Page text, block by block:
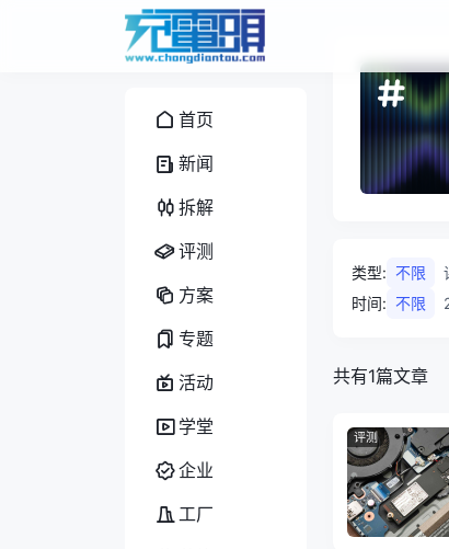
首页
新闻
拆解
评测
方案
专题
活动
学堂
企业
工厂
类型: 不限
时间: 不限
共有1篇文章
评测